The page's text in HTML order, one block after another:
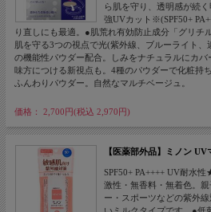
ら肌を守り、透明感が続
強UVカット※(SPF50+
り直しにも最適。●肌荒れ有効防止成分「グリチ
肌を守る3つの視点で光(紫外線、ブルーライト
の機能性パウダー配合。しみをナチュラルにカ
味方につける新視点も。4種のパウダーで化粧持
ふんわりパウダー。自然なマルチベージュ。
価格： 2,700円(税込 2,970円)
【医薬部外品】ミノン
SPF50+ PA++++ UV耐水
激性・無香料・無着色。
ー・スポーツなどの紫外